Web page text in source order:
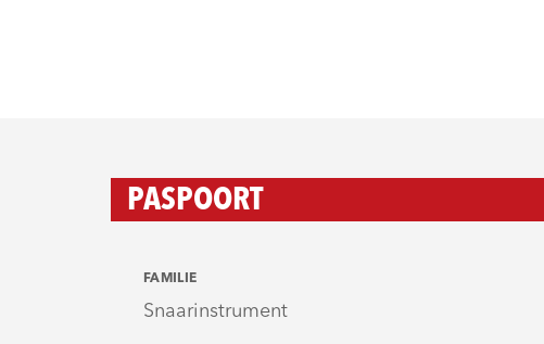
PASPOORT
FAMILIE
Snaarinstrument